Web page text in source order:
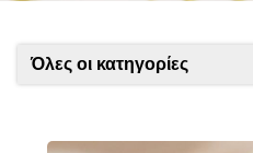
Όλες οι κατηγορίες